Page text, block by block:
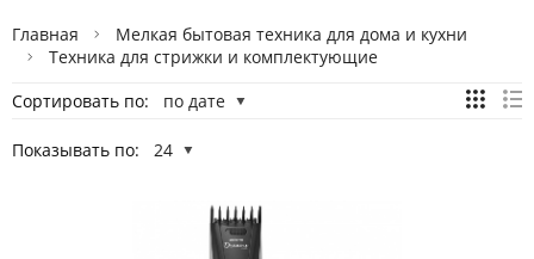
Главная
Мелкая бытовая техника для дома и кухни
Техника для стрижки и комплектующие
Сортировать по: по дате
Показывать по: 24